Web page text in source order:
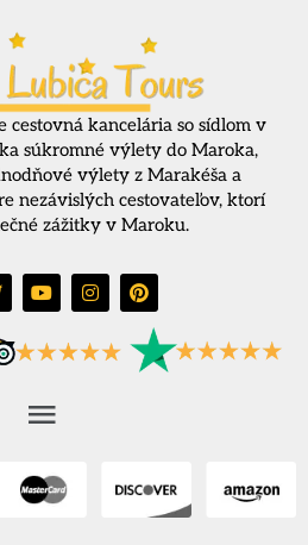
cestovná kancelária so sídlom v
súkromné výlety do Maroka,
výlety z Marakéša a
nezávislých cestovateľov, ktorí
zážitky v Maroku.